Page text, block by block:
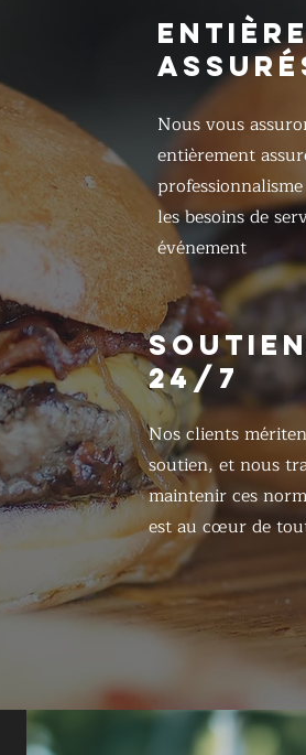
Nous vous
entièrement
les besoins de
événement
SOUTIEN
24/7
Nos clients
soutien, et nous
maintenir ces
est au cœur de